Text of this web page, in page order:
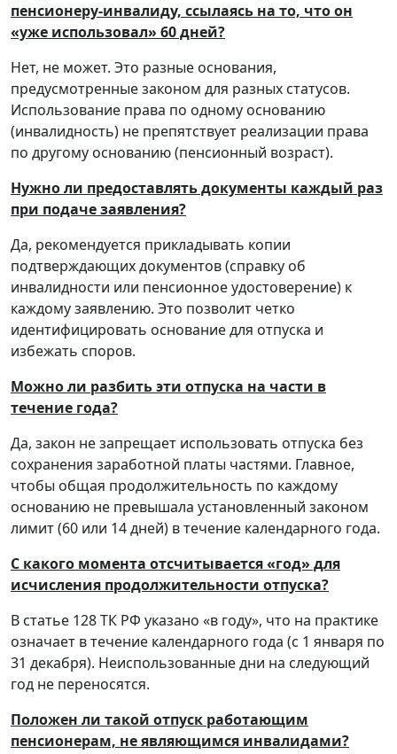
пенсионеру-инвалиду, ссылаясь на то, что он
«уже использовал» 60 дней?
Нет, не может. Это разные основания,
предусмотренные законом для разных статусов.
Использование права по одному основанию
(инвалидность) не препятствует реализации права
по другому основанию (пенсионный возраст).
Нужно ли предоставлять документы каждый раз
при подаче заявления?
Да, рекомендуется прикладывать копии
подтверждающих документов (справку об
инвалидности или пенсионное удостоверение) к
каждому заявлению. Это позволит четко
идентифицировать основание для отпуска и
избежать споров.
Можно ли разбить эти отпуска на части в
течение года?
Да, закон не запрещает использовать отпуска без
сохранения заработной платы частями. Главное,
чтобы общая продолжительность по каждому
основанию не превышала установленный законом
лимит (60 или 14 дней) в течение календарного года.
С какого момента отсчитывается «год» для
исчисления продолжительности отпуска?
В статье 128 ТК РФ указано «в году», что на практике
означает в течение календарного года (с 1 января по
31 декабря). Неиспользованные дни на следующий
год не переносятся.
Положен ли такой отпуск работающим
пенсионерам, не являющимся инвалидами?